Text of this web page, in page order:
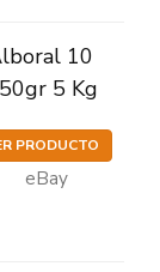
10
5 Kg
PRODUCTO
eBay